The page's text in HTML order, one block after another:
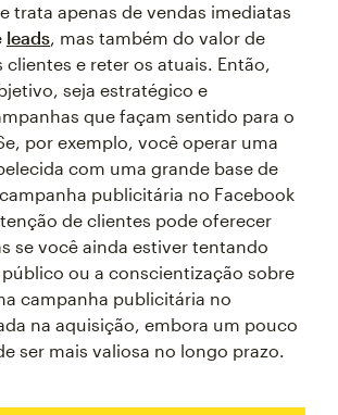
trata apenas de vendas imediatas
leads, mas também do valor de
e reter os atuais. Então,
seja estratégico e
que façam sentido para o
por exemplo, você operar uma
com uma grande base de
publicitária no Facebook
de clientes pode oferecer
se você ainda estiver tentando
ou a conscientização sobre
campanha publicitária no
na aquisição, embora um pouco
ser mais valiosa no longo prazo.